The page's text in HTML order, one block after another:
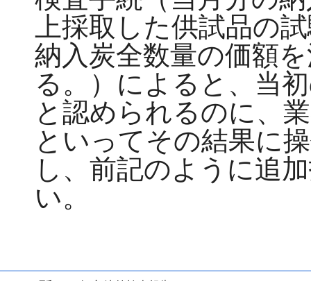
上採取した供試品の
納入炭全数量の価額
る。）によると、当
と認められるのに、
といってその結果に
し、前記のように追
い。